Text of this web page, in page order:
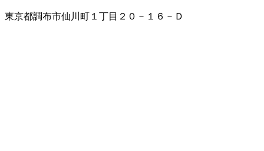
東京都調布市仙川町１丁目２０－１６－Ｄ